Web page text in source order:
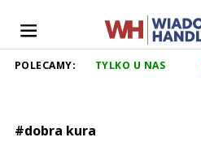
POLECAMY: TYLKO U NAS
#dobra kura